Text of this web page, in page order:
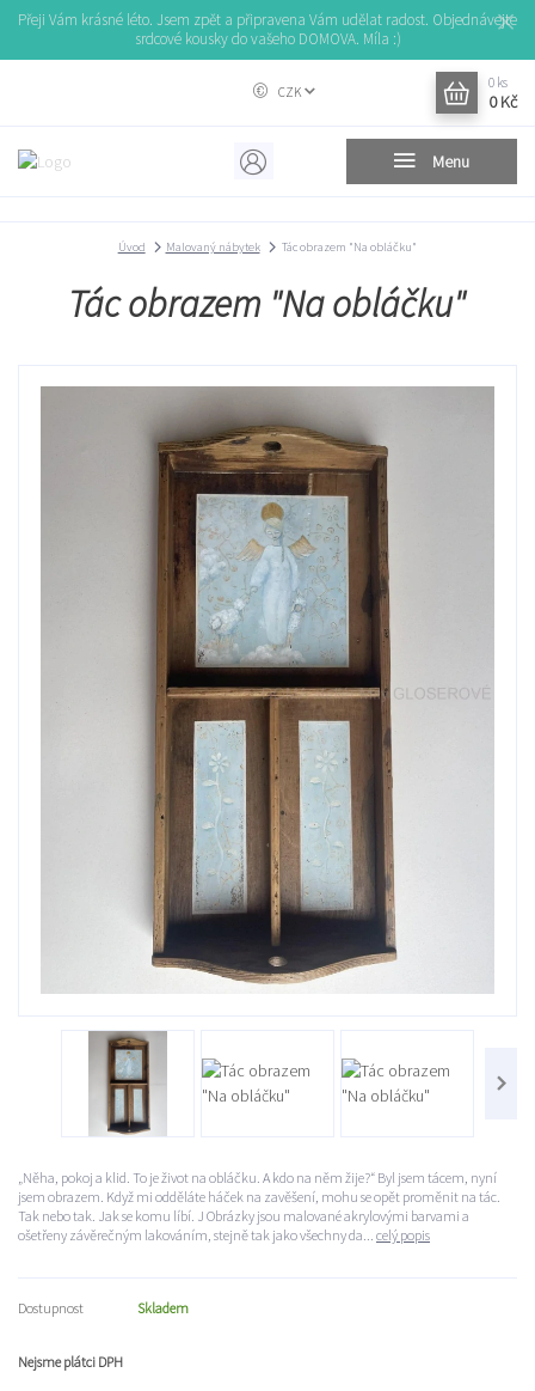
Přeji Vám krásné léto. Jsem zpět a připravena Vám udělat radost. Objednávejte
srdcové kousky do vašeho DOMOVA. Míla :)
Menu
CZK
0 ks
0 Kč
Úvod Malovaný nábytek Tác obrazem "Na obláčku"
Tác obrazem "Na obláčku"
„Něha, pokoj a klid. To je život na obláčku. A kdo na něm žije?“ Byl jsem tácem, nyní
jsem obrazem. Když mi odděláte háček na zavěšení, mohu se opět proměnit na tác.
Tak nebo tak. Jak se komu líbí. J Obrázky jsou malované akrylovými barvami a
ošetřeny závěrečným lakováním, stejně tak jako všechny da... celý popis
Dostupnost Skladem
Nejsme plátci DPH